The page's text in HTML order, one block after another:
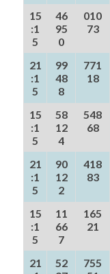
15
:1
5
46
95
0
010
73
21
:1
5
99
48
8
771
18
15
:1
5
58
12
4
548
68
21
:1
5
90
12
2
418
83
15
:1
5
11
66
7
165
21
21
52
755